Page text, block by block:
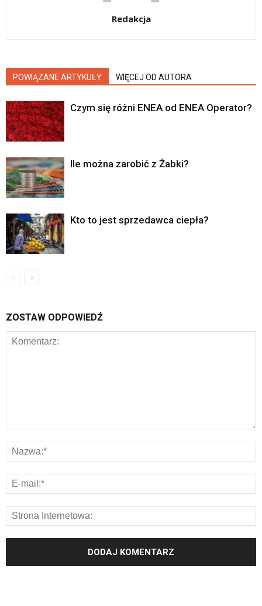
Redakcja
POWIĄZANE ARTYKUŁY WIĘCEJ OD AUTORA
Czym się różni ENEA od ENEA Operator?
Ile można zarobić z Żabki?
Kto to jest sprzedawca ciepła?
ZOSTAW ODPOWIEDŹ